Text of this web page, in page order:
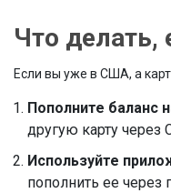
Что делать,
Если вы уже в США, а
Пополните баланс
другую карту через
Используйте
пополнить ее через